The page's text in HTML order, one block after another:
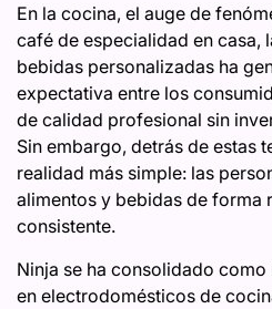
En la cocina, el auge de
café de especialidad en casa,
bebidas personalizadas ha
expectativa entre los
de calidad profesional sin
Sin embargo, detrás de estas
realidad más simple: las
alimentos y bebidas de forma
consistente.
Ninja se ha consolidado
en electrodomésticos de